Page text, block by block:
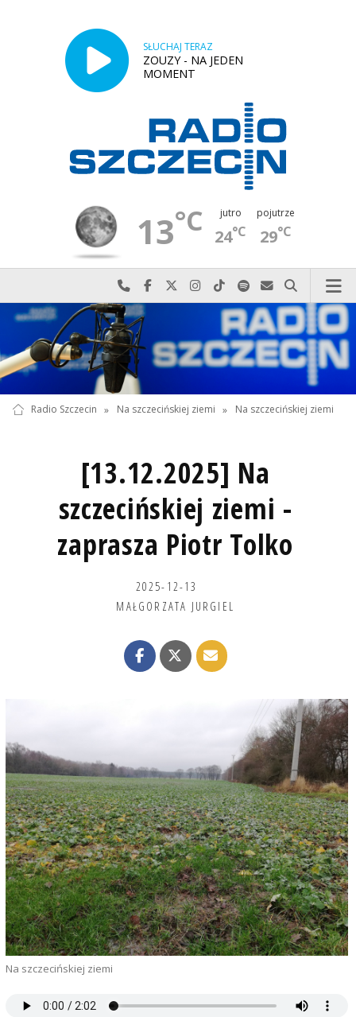
SŁUCHAJ TERAZ
ZOUZY - NA JEDEN
MOMENT
13°C jutro
24°C
pojutrze
29°C
Najlepiej po prostu do nas zadzwoń
Odwiedź nas na Facebook-u
Odwiedź nas na X
Odwiedź nas na Instagram-ie
Odwiedź nas na TikTok-u
Szukaj nas na Spotify
Wyślij do nas
Szukaj
Radio Szczecin » Na szczecińskiej ziemi » Na szczecińskiej ziemi
[13.12.2025] Na
szczecińskiej ziemi -
zaprasza Piotr Tolko
2025-12-13
MAŁGORZATA JURGIEL
Na szczecińskiej ziemi